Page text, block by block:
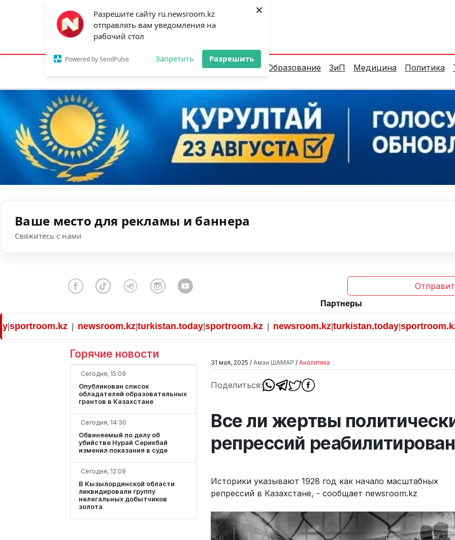
Разрешите сайту ru.newsroom.kz
отправлять вам уведомления на
рабочий стол
Powered by SendPulse Запретить Разрешить
×
Астана:23°C Алматы:34°C Шымкент:
Новости Аналитика Образование ЗиП Медицина Политика
Ваше место для рекламы и баннера
Свяжитесь с нами
Партнеры
|newsroom.kz|turkistan.today|sportroom.kz|newsroom.kz|turkistan.today|sportroom.kz
Горячие новости
Сегодня, 15:09
Опубликован список
обладателей образовательных
грантов в Казахстане
Сегодня, 14:30
Обвиняемый по делу об
убийстве Нурай Серикбай
изменил показания в суде
Сегодня, 12:09
В Кызылординской области
ликвидировали группу
нелегальных добытчиков
золота
31 мая, 2025 / Аман ШАМАР / Аналитика
Поделиться:
Все ли жертвы
репрессий
Историки указывают 1928 год как начало масштабных
репрессий в Казахстане, - сообщает newsroom.kz